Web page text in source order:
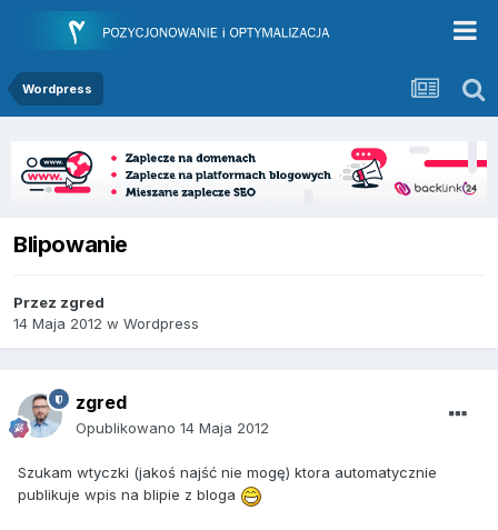
Wordpress
Blipowanie
Przez zgred
14 Maja 2012 w Wordpress
zgred
Opublikowano 14 Maja 2012
Szukam wtyczki (jakoś najść nie mogę) ktora automatycznie
publikuje wpis na blipie z bloga